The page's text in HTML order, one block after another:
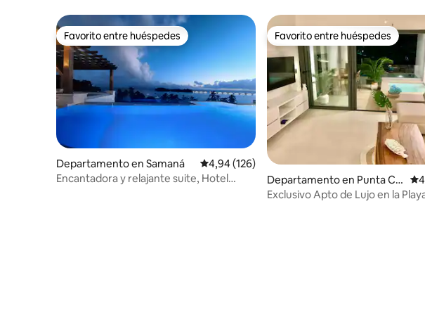
Favorito entre huéspedes
Favorito entre huéspedes
Departamento en Samaná Calificación promedio: 4,94 de 5. 126
4,94 (126)
Encantadora y relajante suite, Hotel
Favorito entre huéspedes
Favorito entre huéspedes
Departamento en Punta Ca
na
Exclusivo Apto de Lujo en la